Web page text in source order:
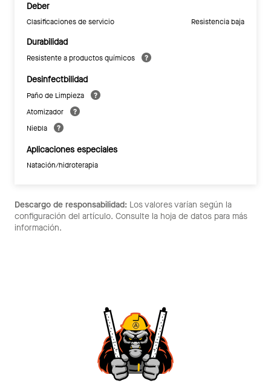
Deber
Clasificaciones de servicio Resistencia baja
Durabilidad
Resistente a productos químicos
Desinfectbilidad
Paño de Limpieza
Atomizador
Niebla
Aplicaciones especiales
Natación/hidroterapia
Descargo de responsabilidad: Los valores varían según la
configuración del artículo. Consulte la hoja de datos para más
información.